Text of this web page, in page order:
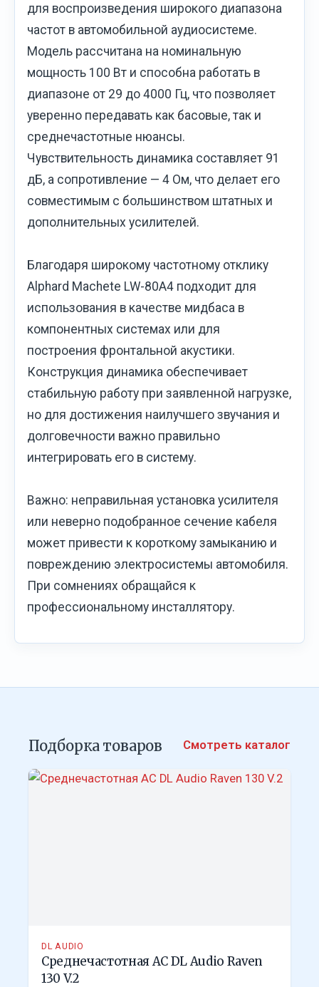
для воспроизведения широкого диапазона
частот в автомобильной аудиосистеме.
Модель рассчитана на номинальную
мощность 100 Вт и способна работать в
диапазоне от 29 до 4000 Гц, что позволяет
уверенно передавать как басовые, так и
среднечастотные нюансы.
Чувствительность динамика составляет 91
дБ, а сопротивление — 4 Ом, что делает его
совместимым с большинством штатных и
дополнительных усилителей.
Благодаря широкому частотному отклику
Alphard Machete LW-80A4 подходит для
использования в качестве мидбаса в
компонентных системах или для
построения фронтальной акустики.
Конструкция динамика обеспечивает
стабильную работу при заявленной нагрузке,
но для достижения наилучшего звучания и
долговечности важно правильно
интегрировать его в систему.
Важно: неправильная установка усилителя
или неверно подобранное сечение кабеля
может привести к короткому замыканию и
повреждению электросистемы автомобиля.
При сомнениях обращайся к
профессиональному инсталлятору.
Подборка товаров Смотреть каталог
DL AUDIO
Среднечастотная АС DL Audio Raven
130 V.2